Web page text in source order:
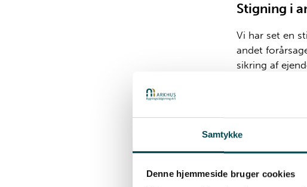
Samtykke
Denne hjemmeside bruger cookies
Stigning i
Vi har set en
andet
sikring af
og
tilhørende
Skal vi